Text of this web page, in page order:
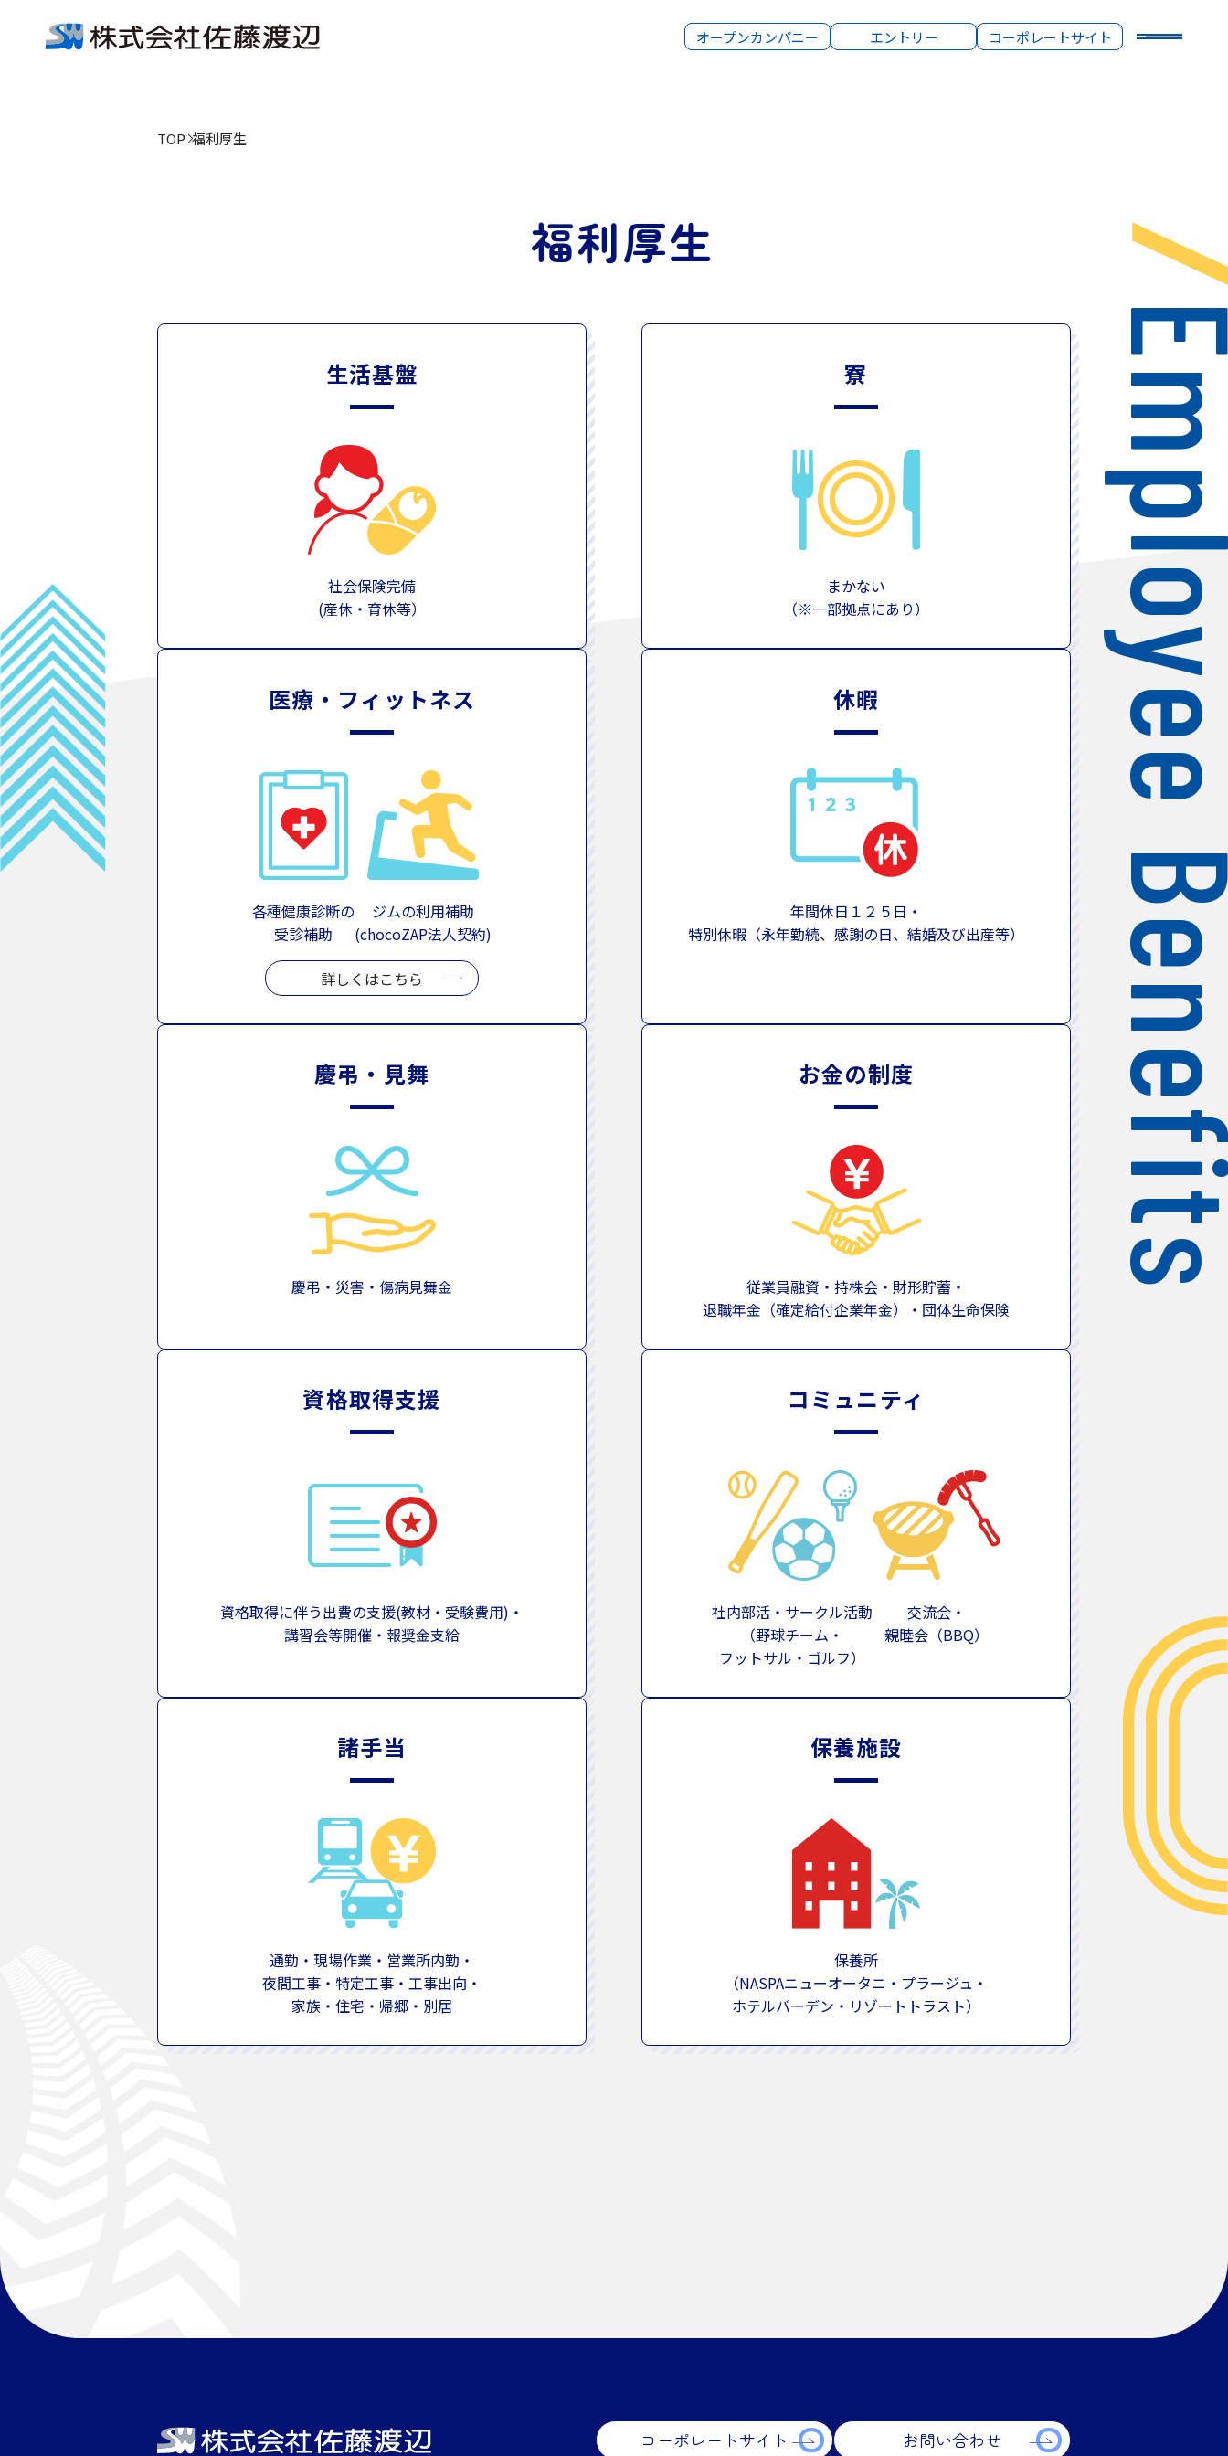
オープンカンパニー エントリー コーポレートサイト
TOP 福利厚生
福利厚生
生活基盤
社会保険完備
(産休・育休等）
寮
まかない
（※一部拠点にあり）
医療・フィットネス
各種健康診断の
受診補助
ジムの利用補助
(chocoZAP法人契約)
詳しくはこちら
休暇
年間休日１２５日・
特別休暇（永年勤続、感謝の日、結婚及び出産等）
慶弔・見舞
慶弔・災害・傷病見舞金
お金の制度
従業員融資・持株会・財形貯蓄・
退職年金（確定給付企業年金）・団体生命保険
資格取得支援
資格取得に伴う出費の支援(教材・受験費用)・
講習会等開催・報奨金支給
コミュニティ
社内部活・サークル活動
（野球チーム・
フットサル・ゴルフ）
交流会・
親睦会（BBQ）
諸手当
通勤・現場作業・営業所内勤・
夜間工事・特定工事・工事出向・
家族・住宅・帰郷・別居
保養施設
保養所
（NASPAニューオータニ・プラージュ・
ホテルバーデン・リゾートトラスト）
コーポレートサイト お問い合わせ